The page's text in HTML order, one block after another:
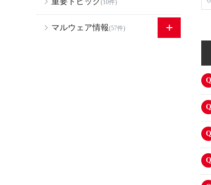
(10件)
マルウェア情報(57件)